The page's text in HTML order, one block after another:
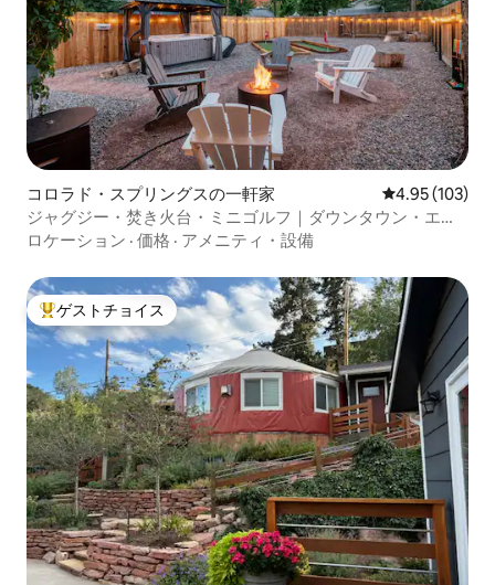
コロラド・スプリングスの一軒家 レビュー103
4.95 (103)
ジャグジー・焚き火台・ミニゴルフ｜ダウンタウン・エス
ケープ
ロケーション · 価格 · アメニティ・設備
大好評のゲストチョイスです。
ゲストチョイス